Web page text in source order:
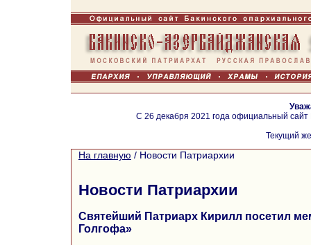
С 26 декабря 2021 года официальный
Текущий
На главную / Новости Патриархии
Новости Патриархии
Святейший Патриарх Кирилл посетил
Голгофа»